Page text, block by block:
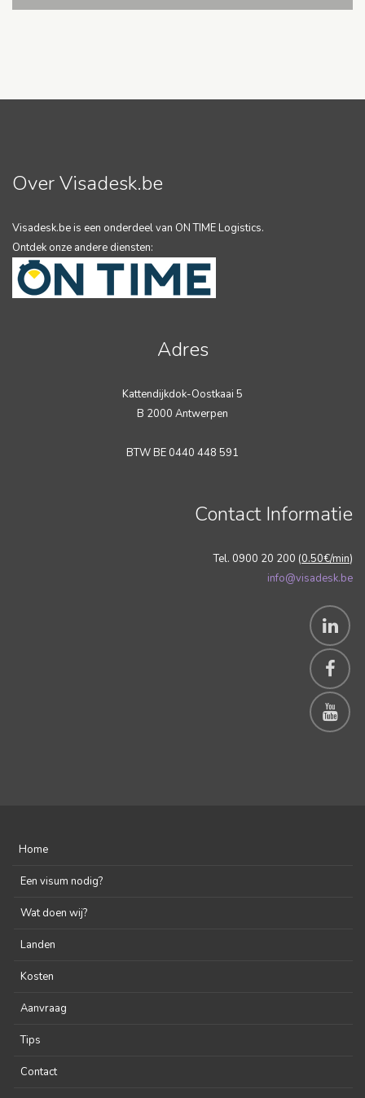
Over Visadesk.be
Visadesk.be is een onderdeel van ON TIME Logistics.
Ontdek onze andere diensten:
Adres
Kattendijkdok-Oostkaai 5
B 2000 Antwerpen
BTW BE 0440 448 591
Contact Informatie
Tel. 0900 20 200 (0.50€/min)
info@visadesk.be
Home
Een visum nodig?
Wat doen wij?
Landen
Kosten
Aanvraag
Tips
Contact